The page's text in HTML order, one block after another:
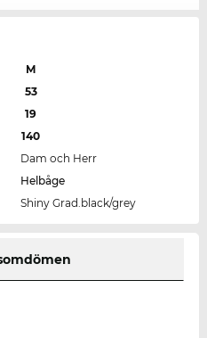
M
53
19
140
Dam och Herr
Helbåge
Shiny Grad.black/grey